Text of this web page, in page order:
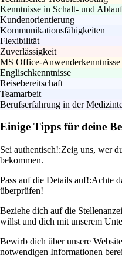
Kenntnisse in Schalt- und
Kundenorientierung
Kommunikationsfähigkeiten
Flexibilität
Zuverlässigkeit
MS Office-Anwenderkenntnisse
Englischkenntnisse
Reisebereitschaft
Teamarbeit
Berufserfahrung in der
Einige Tipps für deine
Sei authentisch!:Zeig uns, wer
bekommen.
Pass auf die Details auf!:Achte
überprüfen!
Beziehe dich auf die
willst und dich mit unserem
Bewirb dich über unsere
notwendigen Informationen